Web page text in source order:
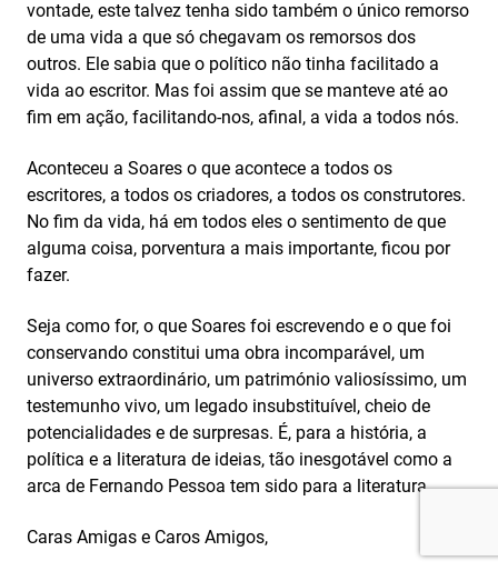
vontade, este talvez tenha sido também o único remorso
de uma vida a que só chegavam os remorsos dos
outros. Ele sabia que o político não tinha facilitado a
vida ao escritor. Mas foi assim que se manteve até ao
fim em ação, facilitando-nos, afinal, a vida a todos nós.
Aconteceu a Soares o que acontece a todos os
escritores, a todos os criadores, a todos os construtores.
No fim da vida, há em todos eles o sentimento de que
alguma coisa, porventura a mais importante, ficou por
fazer.
Seja como for, o que Soares foi escrevendo e o que foi
conservando constitui uma obra incomparável, um
universo extraordinário, um património valiosíssimo, um
testemunho vivo, um legado insubstituível, cheio de
potencialidades e de surpresas. É, para a história, a
política e a literatura de ideias, tão inesgotável como a
arca de Fernando Pessoa tem sido para a literatura.
Caras Amigas e Caros Amigos,